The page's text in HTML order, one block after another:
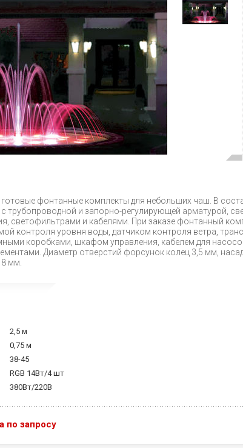
фонтанные комплекты для небольших чаш. В
трубопроводной и запорно-регулирующей арматурой,
светофильтрами и кабелями. При заказе фонтанный
контроля уровня воды, датчиком контроля ветра,
коробками, шкафом управления, кабелем для
Диаметр отверстий форсунок колец 3,5 мм,
мм.
2,5 м
0,75 м
38-45
RGB 14Вт/4 шт
380Вт/220В
по запросу